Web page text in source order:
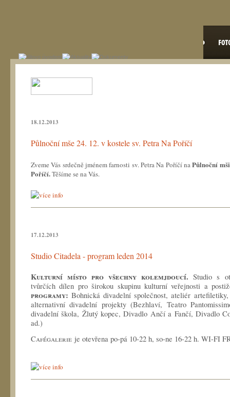
18.12.2013
Půlnoční mše 24. 12. v kostele sv. Petra Na Poříčí
Zveme Vás srdečně jménem farnosti sv. Petra Na Poříčí naPůlnoční
Poříčí.Těšíme se na Vás.
17.12.2013
Studio Citadela - program leden 2014
Kulturní místo pro všechny kolemjdoucí. Studio s
tvůrčích dílen pro širokou skupinu kulturní veřejnosti a
programy: Bohnická divadelní společnost, ateliér
alternativní divadelní projekty (Bezhlaví, Teatro
divadelní škola, Žlutý kopec, Divadlo Ančí a Fančí, Divadlo
ad.)
Cafégalerie je otevřena po-pá 10-22 h, so-ne 16-22 h. WI-FI